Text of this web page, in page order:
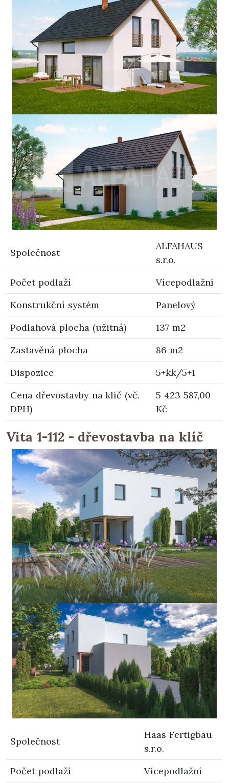
Společnost
ALFAHAUS
s.r.o.
Počet podlaží
Vícepodlažní
Konstrukční systém
Panelový
Podlahová plocha (užitná)
137 m2
Zastavěná plocha
86 m2
Dispozice
5+kk/5+1
Cena dřevostavby na klíč (vč.
DPH)
5 423 587,00
Kč
Vita 1-112 - dřevostavba na klíč
Společnost
Haas Fertigbau
s.r.o.
Počet podlaží
Vícepodlažní